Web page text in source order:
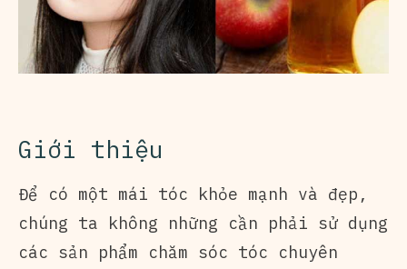
Giới thiệu
Để có một mái tóc khỏe mạnh và đẹp,
chúng ta không những cần phải sử dụng
các sản phẩm chăm sóc tóc chuyên